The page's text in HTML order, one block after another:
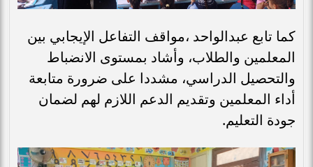
كما تابع عبدالواحد ،مواقف التفاعل الإيجابي بين
المعلمين والطلاب، وأشاد بمستوى الانضباط
والتحصيل الدراسي، مشددا على ضرورة متابعة
أداء المعلمين وتقديم الدعم اللازم لهم لضمان
جودة التعليم.